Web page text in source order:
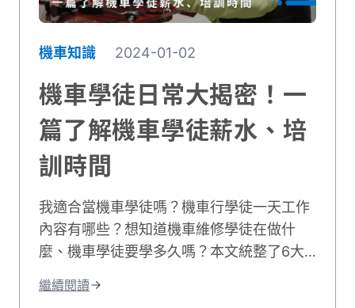
機車知識 2024-01-02
機車學徒日常大揭密！一
篇了解機車學徒薪水、培
訓時間
我適合當機車學徒嗎？機車行學徒一天工作
內容有哪些？想知道機車維修學徒在做什
麼、機車學徒要學多久嗎？本文統整了6大
機車學徒薪水，最後也附上相關職缺給想學
繼續閱讀